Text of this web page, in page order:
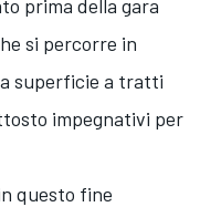
prima della gara
si percorre in
superficie a tratti
impegnativi per
questo fine